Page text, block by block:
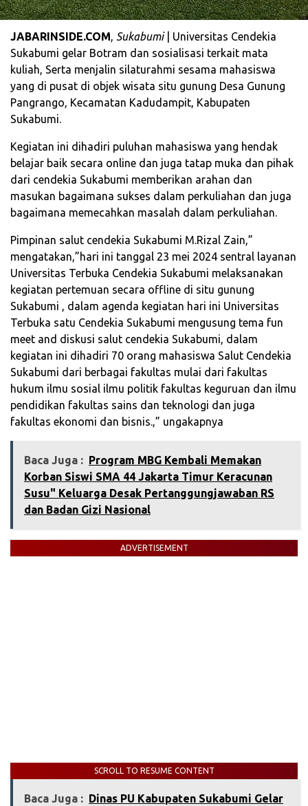
JABARINSIDE.COM, Sukabumi| Universitas Cendekia
Sukabumi gelar Botram dan sosialisasi terkait mata
kuliah, Serta menjalin silaturahmi sesama mahasiswa
yang di pusat di objek wisata situ gunung Desa Gunung
Pangrango, Kecamatan Kadudampit, Kabupaten
Sukabumi.
Kegiatan ini dihadiri puluhan mahasiswa yang hendak
belajar baik secara online dan juga tatap muka dan pihak
dari cendekia Sukabumi memberikan arahan dan
masukan bagaimana sukses dalam perkuliahan dan juga
bagaimana memecahkan masalah dalam perkuliahan.
Pimpinan salut cendekia Sukabumi M.Rizal Zain,”
mengatakan,”hari ini tanggal 23 mei 2024 sentral layanan
Universitas Terbuka Cendekia Sukabumi melaksanakan
kegiatan pertemuan secara offline di situ gunung
Sukabumi , dalam agenda kegiatan hari ini Universitas
Terbuka satu Cendekia Sukabumi mengusung tema fun
meet and diskusi salut cendekia Sukabumi, dalam
kegiatan ini dihadiri 70 orang mahasiswa Salut Cendekia
Sukabumi dari berbagai fakultas mulai dari fakultas
hukum ilmu sosial ilmu politik fakultas keguruan dan ilmu
pendidikan fakultas sains dan teknologi dan juga
fakultas ekonomi dan bisnis.,” ungakapnya
Baca Juga : Program MBG Kembali Memakan
Korban Siswi SMA 44 Jakarta Timur Keracunan
Susu" Keluarga Desak Pertanggungjawaban RS
dan Badan Gizi Nasional
ADVERTISEMENT
SCROLL TO RESUME CONTENT
Baca Juga : ‎Dinas PU Kabupaten Sukabumi Gelar